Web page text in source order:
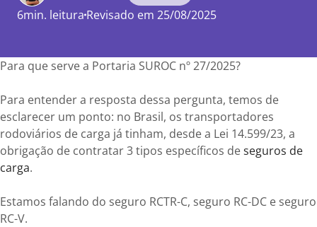
6min. leitura Revisado em 25/08/2025
Para que serve a Portaria SUROC nº 27/2025?
Para entender a resposta dessa pergunta, temos de
esclarecer um ponto: no Brasil, os transportadores
rodoviários de carga já tinham, desde a Lei 14.599/23, a
obrigação de contratar 3 tipos específicos deseguros de
carga.
Estamos falando do seguro RCTR-C, seguro RC-DC e seguro
RC-V.